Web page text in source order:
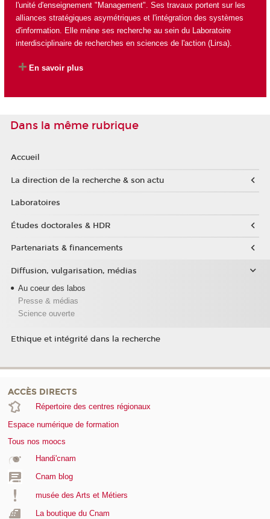
l'unité d'enseignement "Management". Ses travaux portent sur les
alliances stratégiques asymétriques et l'intégration des systèmes
d'information. Elle mène ses recherche au sein du Laboratoire
interdisciplinaire de recherches en sciences de l'action (Lirsa).
En savoir plus
Dans la même rubrique
Accueil
La direction de la recherche & son actu
Laboratoires
Études doctorales & HDR
Partenariats & financements
Diffusion, vulgarisation, médias
Au coeur des labos
Presse & médias
Science ouverte
Ethique et intégrité dans la recherche
ACCÈS DIRECTS
Répertoire des centres régionaux
Espace numérique de formation
Tous nos moocs
Handi'cnam
Cnam blog
musée des Arts et Métiers
La boutique du Cnam